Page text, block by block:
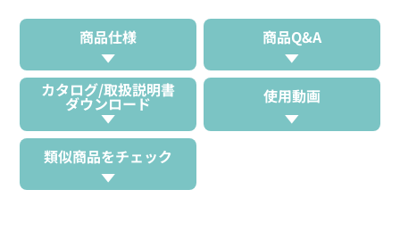
商品仕様 商品Q&A
カタログ/取扱説明書
ダウンロード 使用動画
類似商品をチェック